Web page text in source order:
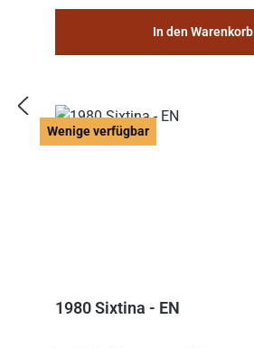
In den Warenkorb
Wenige verfügbar
1980 Sixtina - EN